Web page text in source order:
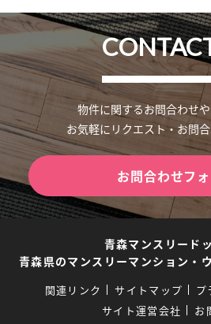
物件に関するお問合わせや
お気軽にリクエスト・お問合
お問合わせフ
青森マンスリード
青森県のマンスリーマンション・
関連リンク サイトマップ
プ
サイト運営会社
お